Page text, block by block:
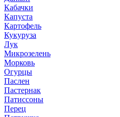
Кабачки
Капуста
Картофель
Кукуруза
Лук
Микрозелень
Морковь
Огурцы
Паслен
Пастернак
Патиссоны
Перец